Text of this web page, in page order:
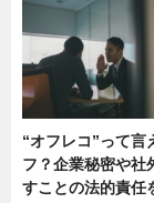
“オフレコ”って言
フ？企業秘密や社
すことの法的責